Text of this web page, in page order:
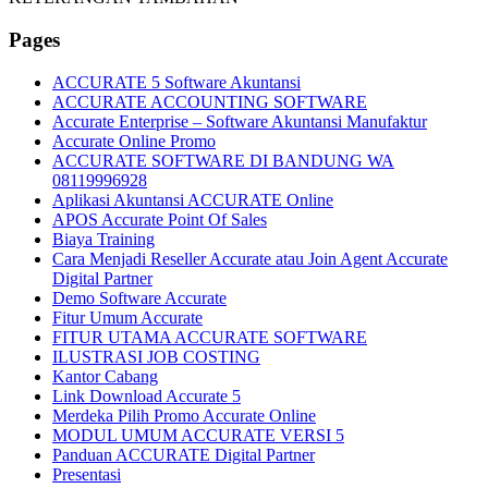
Pages
ACCURATE 5 Software Akuntansi
ACCURATE ACCOUNTING SOFTWARE
Accurate Enterprise – Software Akuntansi Manufaktur
Accurate Online Promo
ACCURATE SOFTWARE DI BANDUNG WA
08119996928
Aplikasi Akuntansi ACCURATE Online
APOS Accurate Point Of Sales
Biaya Training
Cara Menjadi Reseller Accurate atau Join Agent Accurate
Digital Partner
Demo Software Accurate
Fitur Umum Accurate
FITUR UTAMA ACCURATE SOFTWARE
ILUSTRASI JOB COSTING
Kantor Cabang
Link Download Accurate 5
Merdeka Pilih Promo Accurate Online
MODUL UMUM ACCURATE VERSI 5
Panduan ACCURATE Digital Partner
Presentasi